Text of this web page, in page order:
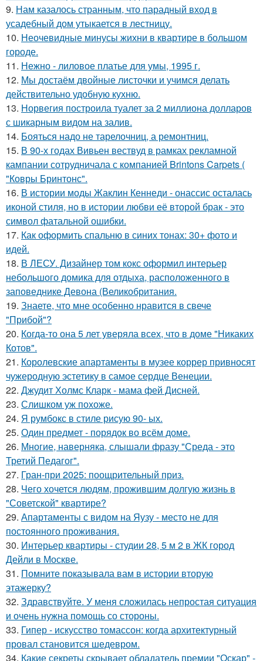
9. Нам казалось странным, что парадный вход в
усадебный дом утыкается в лестницу.
10. Неочевидные минусы жихни в квартире в большом
городе.
11. Нежно - лиловое платье для умы, 1995 г.
12. Мы достаём двойные листочки и учимся делать
действительно удобную кухню.
13. Норвегия построила туалет за 2 миллиона долларов
с шикарным видом на залив.
14. Бояться надо не тарелочниц, а ремонтниц.
15. В 90-х годах Вивьен вествуд в рамках рекламной
кампании сотрудничала с компанией Brintons Carpets (
"Ковры Бринтонс".
16. В истории моды Жаклин Кеннеди - онассис осталась
иконой стиля, но в истории любви её второй брак - это
символ фатальной ошибки.
17. Как оформить спальню в синих тонах: 30+ фото и
идей.
18. В ЛЕСУ. Дизайнер том кокс оформил интерьер
небольшого домика для отдыха, расположенного в
заповеднике Девона (Великобритания.
19. Знаете, что мне особенно нравится в свече
"Прибой"?
20. Когда-то она 5 лет уверяла всех, что в доме "Никаких
Котов".
21. Королевские апартаменты в музее коррер привносят
чужеродную эстетику в самое сердце Венеции.
22. Джудит Холмс Кларк - мама фей Дисней.
23. Слишком уж похоже.
24. Я румбокс в стиле рисую 90- ых.
25. Один предмет - порядок во всём доме.
26. Многие, наверняка, слышали фразу "Среда - это
Третий Педагог".
27. Гран-при 2025: поощрительный приз.
28. Чего хочется людям, прожившим долгую жизнь в
"Советской" квартире?
29. Апартаменты с видом на Яузу - место не для
постоянного проживания.
30. Интерьер квартиры - студии 28, 5 м 2 в ЖК город
Дейли в Москве.
31. Помните показывала вам в истории вторую
этажерку?
32. Здравствуйте. У меня сложилась непростая ситуация
и очень нужна помощь со стороны.
33. Гипер - искусство томассон: когда архитектурный
провал становится шедевром.
34. Какие секреты скрывает обладатель премии "Оскар" -